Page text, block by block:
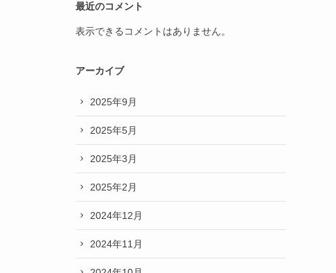
最近のコメント
表示できるコメントはありません。
アーカイブ
2025年9月
2025年5月
2025年3月
2025年2月
2024年12月
2024年11月